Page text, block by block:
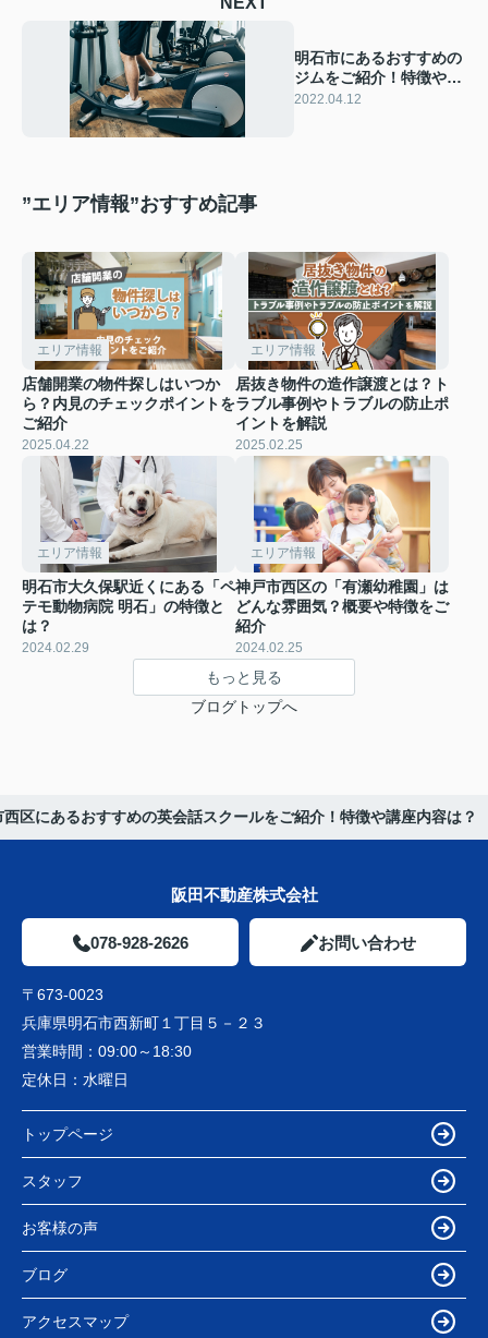
明石市にあるおすすめの
ジムをご紹介！特徴やア
クセス方法は？
2022.04.12
”エリア情報”おすすめ記事
エリア情報
店舗開業の物件探しはいつか
ら？内見のチェックポイントを
ご紹介
2025.04.22
エリア情報
居抜き物件の造作譲渡とは？ト
ラブル事例やトラブルの防止ポ
イントを解説
2025.02.25
エリア情報
明石市大久保駅近くにある「ペ
テモ動物病院 明石」の特徴と
は？
2024.02.29
エリア情報
神戸市西区の「有瀬幼稚園」は
どんな雰囲気？概要や特徴をご
紹介
2024.02.25
もっと見る
ブログトップへ
西区にあるおすすめの英会話スクールをご紹介！特徴や講座内容は？
阪田不動産株式会社
078-928-2626 お問い合わせ
〒673-0023
兵庫県明石市西新町１丁目５－２３
営業時間： 09:00～18:30
定休日： 水曜日
トップページ
スタッフ
お客様の声
ブログ
アクセスマップ